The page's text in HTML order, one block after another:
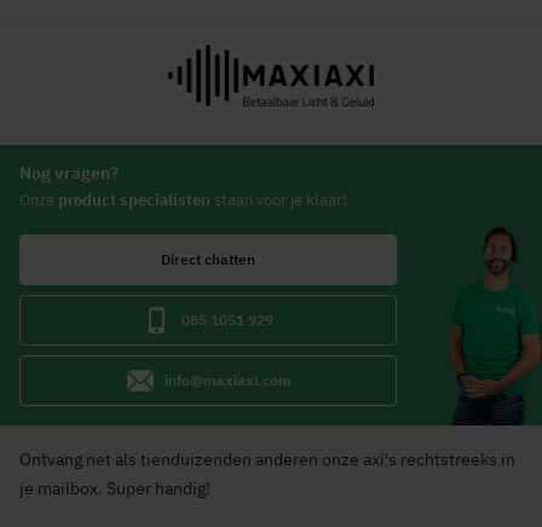
Nog vragen?
Onze product specialisten staan voor je klaar!
Direct chatten
085 1051 929
info@maxiaxi.com
Ontvang net als tienduizenden anderen onze axi's rechtstreeks in
je mailbox. Super handig!